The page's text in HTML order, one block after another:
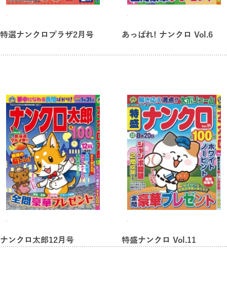
特選ナンクロプラザ2月号 あっぱれ! ナンクロ Vol.6
ナンクロ太郎12月号 特盛ナンクロ Vol.11